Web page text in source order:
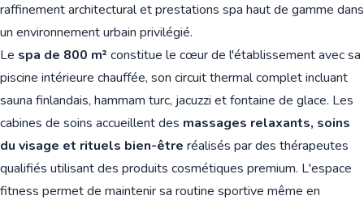
raffinement architectural et prestations spa haut de gamme dans
un environnement urbain privilégié.
Le spa de 800 m² constitue le cœur de l'établissement avec sa
piscine intérieure chauffée, son circuit thermal complet incluant
sauna finlandais, hammam turc, jacuzzi et fontaine de glace. Les
cabines de soins accueillent des massages relaxants, soins
du visage et rituels bien-être réalisés par des thérapeutes
qualifiés utilisant des produits cosmétiques premium. L'espace
fitness permet de maintenir sa routine sportive même en